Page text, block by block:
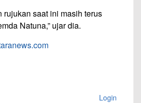
rujukan saat ini masih terus
Natuna,” ujar dia.
Login